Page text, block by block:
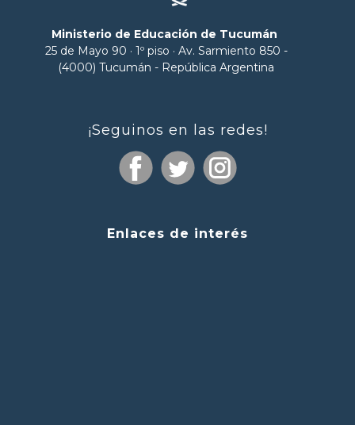
Ministerio de Educación de Tucumán
25 de Mayo 90 · 1º piso · Av. Sarmiento 850 -
(4000) Tucumán - República Argentina
¡Seguinos en las redes!
Enlaces de interés